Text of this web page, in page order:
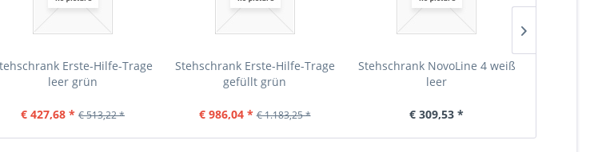
Erste-Hilfe-Trage
leer grün
€ 427,68 * € 513,22 *
Stehschrank Erste-Hilfe-Trage
gefüllt grün
€ 986,04 * € 1.183,25 *
Stehschrank NovoLine 4 weiß
leer
€ 309,53 *